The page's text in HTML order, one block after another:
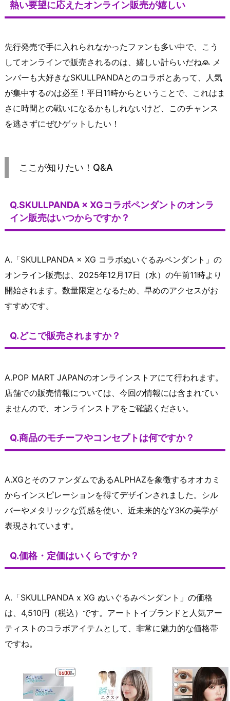
熱い要望に応えたオンライン販売が嬉しい
先行発売で手に入れられなかったファンも多い中で、こう
してオンラインで販売されるのは、嬉しい計らいだね🙏 メ
ンバーも大好きなSKULLPANDAとのコラボとあって、人気
が集中するのは必至！平日11時からということで、これはま
さに時間との戦いになるかもしれないけど、このチャンス
を逃さずにぜひゲットしたい！
ここが知りたい！Q&A
Q.SKULLPANDA × XGコラボペンダントのオンラ
イン販売はいつからですか？
A.「SKULLPANDA × XG コラボぬいぐるみペンダント」の
オンライン販売は、2025年12月17日（水）の午前11時より
開始されます。数量限定となるため、早めのアクセスがお
すすめです。
Q.どこで販売されますか？
A.POP MART JAPANのオンラインストアにて行われます。
店舗での販売情報については、今回の情報には含まれてい
ませんので、オンラインストアをご確認ください。
Q.商品のモチーフやコンセプトは何ですか？
A.XGとそのファンダムであるALPHAZを象徴するオオカミ
からインスピレーションを得てデザインされました。シル
バーやメタリックな質感を使い、近未来的なY3Kの美学が
表現されています。
Q.価格・定価はいくらですか？
A.「SKULLPANDA x XG ぬいぐるみペンダント」の価格
は、4,510円（税込）です。アートトイブランドと人気アー
ティストのコラボアイテムとして、非常に魅力的な価格帯
ですね。